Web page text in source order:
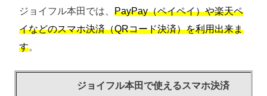
ジョイフル本田では、 PayPay（ペイペイ）や楽天ペ
イなどのスマホ決済（QRコード決済）を利用出来ま
す。
ジョイフル本田で使えるスマホ決済